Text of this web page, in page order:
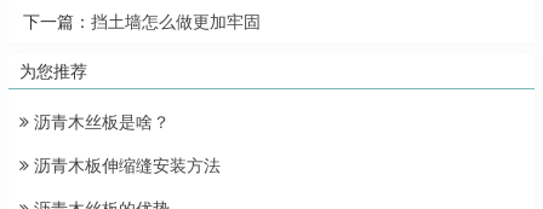
下一篇： 挡土墙怎么做更加牢固
为您推荐
沥青木丝板是啥？
沥青木板伸缩缝安装方法